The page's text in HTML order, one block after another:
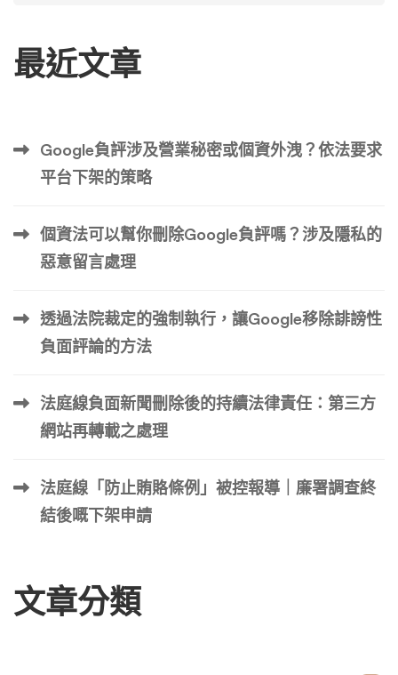
閱讀某個感興趣的內容，然後繼續滾動。而自動化軟體往往
表現出機械化的行為模式——固定的點贊間隔、精準的發
異常：當使用自動化軟體時，往往會在技術層面留下痕跡。
例如，API請求的頻率與模式、點擊事件的間隔精確度、瀏
完美模仿人類在所有技術指標上的隨機性。 活動時間異
常：人類用戶通常有相對規律的活躍時間，對應於其所在時
區的白天和晚上。而自動化軟體可能表現出24小時不間斷
這種異常很容易觸發安全檢測。 內容重複性：許多自動化
軟體用於推廣特定內容或產品，導致發布的內容具有高度重
k檢測系統關注的重點。 地理位置異常：如果您的帳號通常
從一個地理位置登錄，突然之間從另一個國家或地區的IP地
址訪問，特別是如果這個新位置與自動化軟體伺服器的地理
最近文章
Google負評涉及營業秘密或個資外洩？依法要求
平台下架的策略
個資法可以幫你刪除Google負評嗎？涉及隱私的
惡意留言處理
透過法院裁定的強制執行，讓Google移除誹謗性
負面評論的方法
法庭線負面新聞刪除後的持續法律責任：第三方
網站再轉載之處理
法庭線「防止賄賂條例」被控報導｜廉署調查終
結後嘅下架申請
文章分類